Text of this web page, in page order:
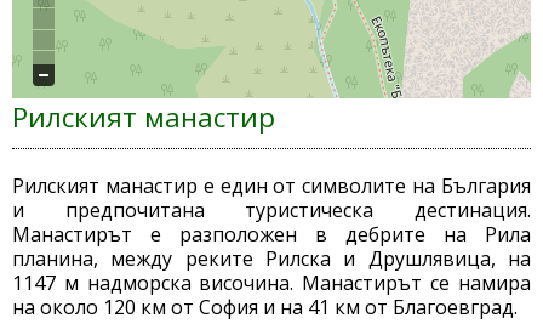
Рилският манастир
Рилският манастир е един от символите на България
и предпочитана туристическа дестинация.
Манастирът е разположен в дебрите на Рила
планина, между реките Рилска и Друшлявица, на
1147 м надморска височина. Манастирът се намира
на около 120 км от София и на 41 км от Благоевград.